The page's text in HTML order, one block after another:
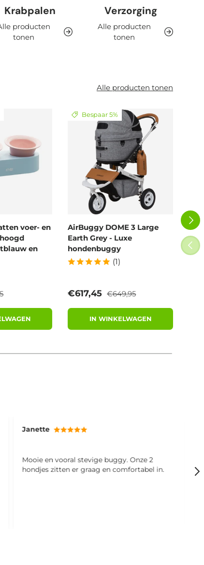
Krabpalen
producten
tonen
Verzorging
Alle producten
tonen
Alle producten tonen
voer- en
en
prijs
Bespaar 5%
AirBuggy DOME 3 Large
Earth Grey - Luxe
hondenbuggy
(1)
Verkoopprijs
€617,45 Reguliere prijs
€649,95
IN WINKELWAGEN
Janette
Mooie en vooral stevige buggy. Onze 2
hondjes zitten er graag en comfortabel in.